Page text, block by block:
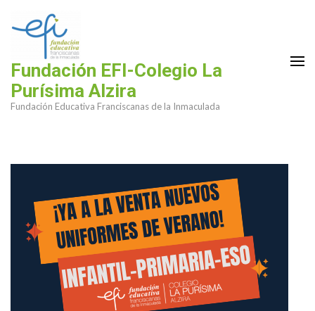
contenido
(presiona
tecla
Fundación EFI-Colegio La
Purísima Alzira
Fundación Educativa Franciscanas de la Inmaculada